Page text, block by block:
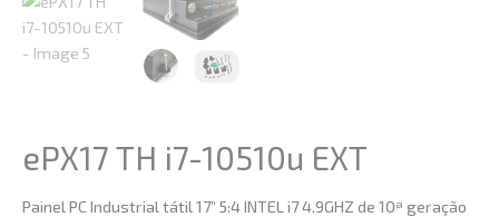
ePX17 TH i7-10510u EXT
Painel PC Industrial tátil 17” 5:4 INTEL i7 4.9GHZ de 10ª geração